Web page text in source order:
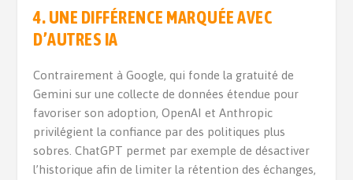
4.UNE DIFFÉRENCE MARQUÉE AVEC
D’AUTRES IA
Contrairement à Google, qui fonde la gratuité de
Gemini sur une collecte de données étendue pour
favoriser son adoption, OpenAI et Anthropic
privilégient la confiance par des politiques plus
sobres. ChatGPT permet par exemple de désactiver
l’historique afin de limiter la rétention des échanges,